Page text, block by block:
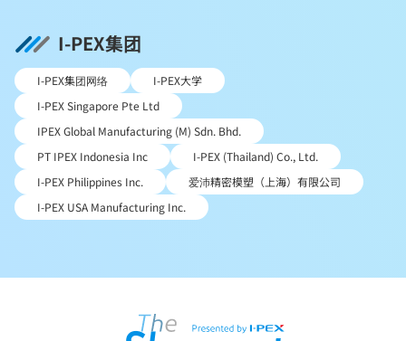
I-PEX集团
I-PEX集团网络
I-PEX大学
I-PEX Singapore Pte Ltd
IPEX Global Manufacturing (M) Sdn. Bhd.
PT IPEX Indonesia Inc
I-PEX (Thailand) Co., Ltd.
I-PEX Philippines Inc.
爱沛精密模塑（上海）有限公司
I-PEX USA Manufacturing Inc.